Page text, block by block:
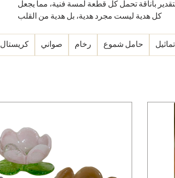
بأناقة تحمل كل قطعة لمسة فنية، مما يجعل
كل هدية ليست مجرد هدية، بل هدية من القلب
تماثيل حامل شموع رخام صواني كريستال